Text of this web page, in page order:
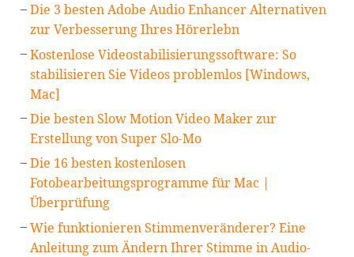
Die 3 besten Adobe Audio Enhancer Alternativen
zur Verbesserung Ihres Hörerlebn
Kostenlose Videostabilisierungssoftware: So
stabilisieren Sie Videos problemlos [Windows,
Mac]
Die besten Slow Motion Video Maker zur
Erstellung von Super Slo-Mo
Die 16 besten kostenlosen
Fotobearbeitungsprogramme für Mac |
Überprüfung
Wie funktionieren Stimmenveränderer? Eine
Anleitung zum Ändern Ihrer Stimme in Audio-